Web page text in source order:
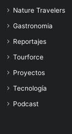
Nature Travelers
Gastronomia
Reportajes
Tourforce
Proyectos
Tecnología
Podcast